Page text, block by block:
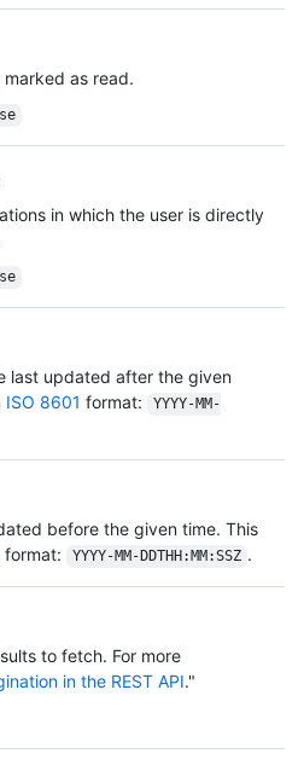
as read.
in which the user is directly
last updated after the given
ISO 8601 format:
YYYY-MM-
before the given time. This
format: YYYY-MM-DDTHH:MM:SSZ .
to fetch. For more
in the REST API."